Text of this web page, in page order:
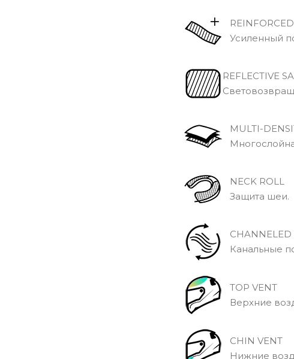
Усиленный
REFLECTIVE
MULTI-
NECK ROLL
Защита шеи.
CHANNELED
Канальные
TOP VENT
Верхние
CHIN VENT
Нижние